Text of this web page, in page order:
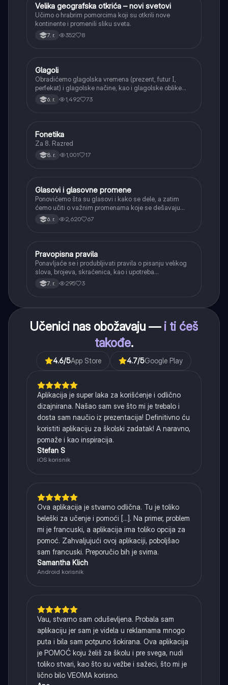
Istorija
Velika geografska otkrića – novi svetovi
Učimo o hrabrim pomorcima koji su otkrili nove
kontinente i promenili sliku sveta.
7. r. 352 8
Srpski jezik
Glagoli
Obradićemo glagolska vremena (prezent, futur I,
perfekat) i glagolske načine, kao i glagolske oblike
(infinitiv, glagolski pridevi i prilozi) i glagolski vid
(svršeni i nesvršeni).
6. r. 1,492 73
Srpski jezik
Fonetika
Za 8. Razred
8. r. 1,001 17
Srpski jezik
Glasovi i glasovne promene
Ponovićemo šta su glasovi i kako se dele, a zatim
ćemo učiti o važnim promenama koje se dešavaju
kada se glasovi nađu jedan pored drugog u rečima
(npr. jednačenje suglasnika po zvučnosti i mestu
6. r. 2,620 67
Srpski jezik
Pravopisna pravila
Ponavljaće se i produbljivati pravila o pisanju velikog
slova, brojeva, skraćenica, kao i upotreba
interpunkcije, sa posebnim fokusom na zarez u
složenoj rečenici.
7. r. 295 3
Učenici nas obožavaju — i ti ćeš
takođe.
4.6/5App Store 4.7/5Google Play
Aplikacija je super laka za korišćenje i odlično
dizajnirana. Našao sam sve što mi je trebalo i
dosta sam naučio iz prezentacija! Definitivno ću
koristiti aplikaciju za školski zadatak! A naravno,
pomaže i kao inspiracija.
Stefan S
iOS korisnik
Ova aplikacija je stvarno odlična. Tu je toliko
beleški za učenje i pomoći [...]. Na primer, problem
mi je francuski, a aplikacija ima toliko opcija za
pomoć. Zahvaljujući ovoj aplikaciji, poboljšao
sam francuski. Preporučio bih je svima.
Samantha Klich
Android korisnik
Vau, stvarno sam oduševljena. Probala sam
aplikaciju jer sam je videla u reklamama mnogo
puta i bila sam potpuno šokirana. Ova aplikacija
je POMOĆ koju želiš za školu i pre svega, nudi
toliko stvari, kao što su vežbe i sažeci, što mi je
lično bilo VEOMA korisno.